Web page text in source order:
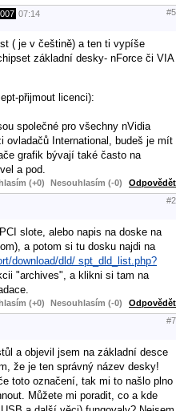
07:14 #5
( je v češtině) a ten ti vypíše
základní desky- nForce či VIA
přijmout licenci):
společné pro všechny nVidia
ovladačů International, budeš je mít
grafik bývají také často na
a pod.
(+0) Nesouhlasím (-0) Odpovědět
#2
slote, alebo napis na doske na
a potom si tu dosku najdi na
download/dld/ spt_dld_list.php?
"archives", a klikni si tam na
(+0) Nesouhlasím (-0) Odpovědět
#7
a objevil jsem na základní desce
že je ten správný název desky!
toto označení, tak mi to našlo plno
Můžete mi poradit, co a kde